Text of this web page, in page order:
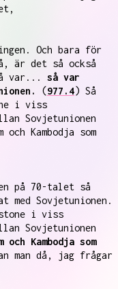
Och bara för
är det så också
var... så var
(977.4) Så
i viss
Sovjetunionen
Kambodja som
på 70-talet så
Sovjetunionen.
i viss
Sovjetunionen
Kambodja som
man då, jag frågar